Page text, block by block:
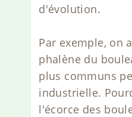
d'évolution.
Par exemple, on
phalène du
plus communs
industrielle.
l'écorce des